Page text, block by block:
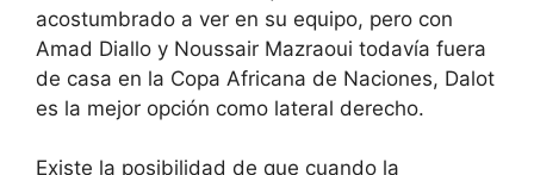
acostumbrado a ver en su equipo, pero con
Amad Diallo y Noussair Mazraoui todavía fuera
de casa en la Copa Africana de Naciones, Dalot
es la mejor opción como lateral derecho.
Existe la posibilidad de que cuando la